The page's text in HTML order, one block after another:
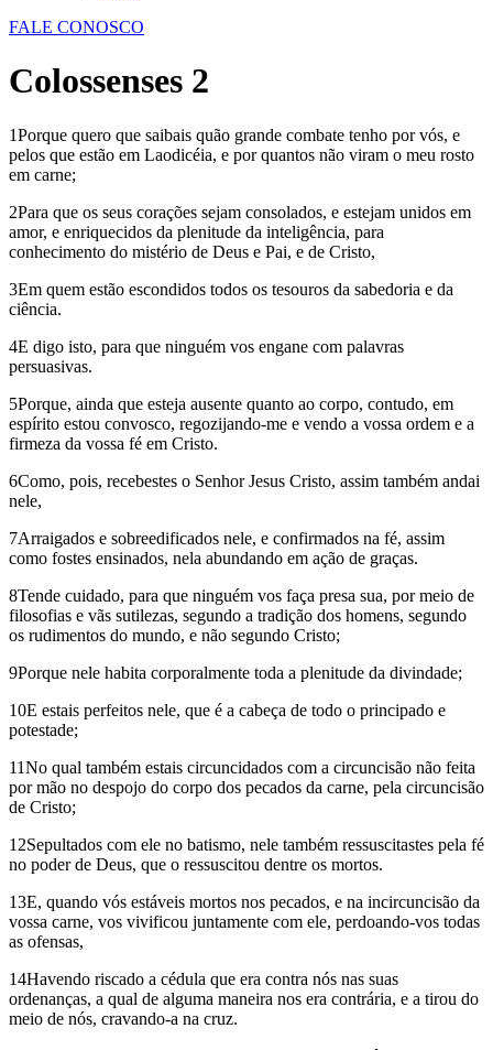
FALE CONOSCO
Colossenses 2
1Porque quero que saibais quão grande combate tenho por vós, e
pelos que estão em Laodicéia, e por quantos não viram o meu rosto
em carne;
2Para que os seus corações sejam consolados, e estejam unidos em
amor, e enriquecidos da plenitude da inteligência, para
conhecimento do mistério de Deus e Pai, e de Cristo,
3Em quem estão escondidos todos os tesouros da sabedoria e da
ciência.
4E digo isto, para que ninguém vos engane com palavras
persuasivas.
5Porque, ainda que esteja ausente quanto ao corpo, contudo, em
espírito estou convosco, regozijando-me e vendo a vossa ordem e a
firmeza da vossa fé em Cristo.
6Como, pois, recebestes o Senhor Jesus Cristo, assim também andai
nele,
7Arraigados e sobreedificados nele, e confirmados na fé, assim
como fostes ensinados, nela abundando em ação de graças.
8Tende cuidado, para que ninguém vos faça presa sua, por meio de
filosofias e vãs sutilezas, segundo a tradição dos homens, segundo
os rudimentos do mundo, e não segundo Cristo;
9Porque nele habita corporalmente toda a plenitude da divindade;
10E estais perfeitos nele, que é a cabeça de todo o principado e
potestade;
11No qual também estais circuncidados com a circuncisão não feita
por mão no despojo do corpo dos pecados da carne, pela circuncisão
de Cristo;
12Sepultados com ele no batismo, nele também ressuscitastes pela fé
no poder de Deus, que o ressuscitou dentre os mortos.
13E, quando vós estáveis mortos nos pecados, e na incircuncisão da
vossa carne, vos vivificou juntamente com ele, perdoando-vos todas
as ofensas,
14Havendo riscado a cédula que era contra nós nas suas
ordenanças, a qual de alguma maneira nos era contrária, e a tirou do
meio de nós, cravando-a na cruz.